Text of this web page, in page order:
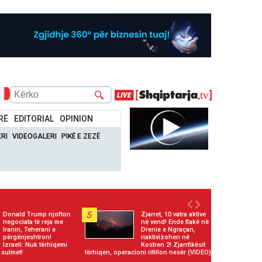
EDITORIAL OPINION
VIDEOGALERI PIKË E ZEZË
Donald Trump njofton
negociata të reja me
Iranin, Teherani e
përgënjeshtron!
Izraeli: Nuk tërhiqemi
5
Zjarret, 10 vatra aktive
në vend! Ende flakë në
Drenie e Ngraçan,
riaktivizohen në
Kostren 2! Zjarrfikësit
tërhiqen, operacioni rifillon nesër (VIDEO)